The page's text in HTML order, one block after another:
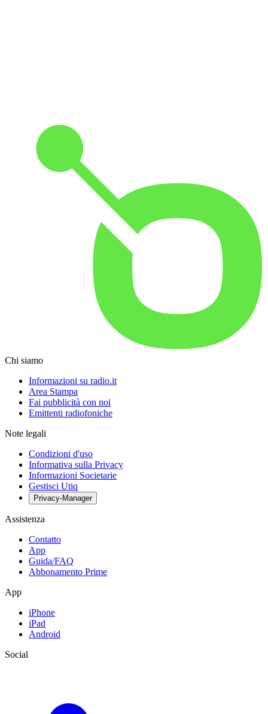
Chi siamo
Informazioni su radio.it
Area Stampa
Fai pubblicità con noi
Emittenti radiofoniche
Note legali
Condizioni d'uso
Informativa sulla Privacy
Informazioni Societarie
Gestisci Utiq
Privacy-Manager
Assistenza
Contatto
App
Guida/FAQ
Abbonamento Prime
App
iPhone
iPad
Android
Social